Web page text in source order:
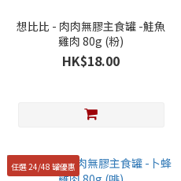
想比比 - 肉肉無膠主食罐 -鮭魚
雞肉 80g (粉)
HK$18.00
任選 24/48 罐優惠